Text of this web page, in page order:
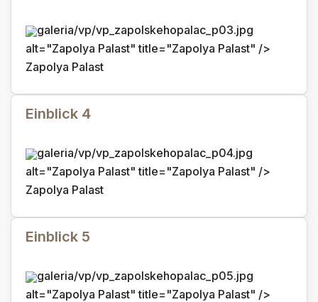
galeria/vp/vp_zapolskehopalac_p03.jpg
alt="Zapolya Palast" title="Zapolya Palast" />
Zapolya Palast
Einblick 4
galeria/vp/vp_zapolskehopalac_p04.jpg
alt="Zapolya Palast" title="Zapolya Palast" />
Zapolya Palast
Einblick 5
galeria/vp/vp_zapolskehopalac_p05.jpg
alt="Zapolya Palast" title="Zapolya Palast" />